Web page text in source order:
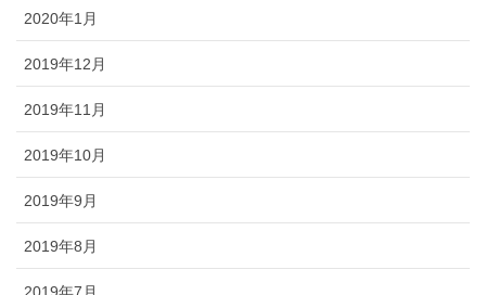
2020年1月
2019年12月
2019年11月
2019年10月
2019年9月
2019年8月